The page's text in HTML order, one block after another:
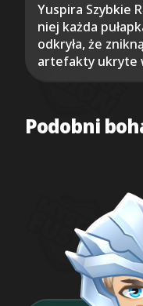
Yuspira Szybkie
niej każda
odkryła, że
artefakty ukryte
Podobni